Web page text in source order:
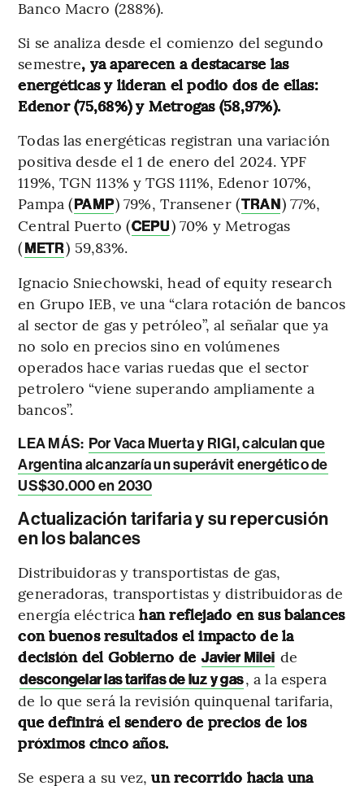
Banco Macro (288%).
Si se analiza desde el comienzo del segundo
semestre, ya aparecen a destacarse las
energéticas y lideran el podio dos de ellas:
Edenor (75,68%) y Metrogas (58,97%).
Todas las energéticas registran una variación
positiva desde el 1 de enero del 2024. YPF
119%, TGN 113% y TGS 111%, Edenor 107%,
Pampa (PAMP) 79%, Transener (TRAN) 77%,
Central Puerto (CEPU) 70% y Metrogas
(METR) 59,83%.
Ignacio Sniechowski, head of equity research
en Grupo IEB, ve una “clara rotación de bancos
al sector de gas y petróleo”, al señalar que ya
no solo en precios sino en volúmenes
operados hace varias ruedas que el sector
petrolero “viene superando ampliamente a
bancos”.
LEA MÁS: Por Vaca Muerta y RIGI, calculan que
Argentina alcanzaría un superávit energético de
US$30.000 en 2030
Actualización tarifaria y su repercusión
en los balances
Distribuidoras y transportistas de gas,
generadoras, transportistas y distribuidoras de
energía eléctrica han reflejado en sus balances
con buenos resultados el impacto de la
decisión del Gobierno de Javier Milei de
descongelar las tarifas de luz y gas, a la espera
de lo que será la revisión quinquenal tarifaria,
que definirá el sendero de precios de los
próximos cinco años.
Se espera a su vez,un recorrido hacia una